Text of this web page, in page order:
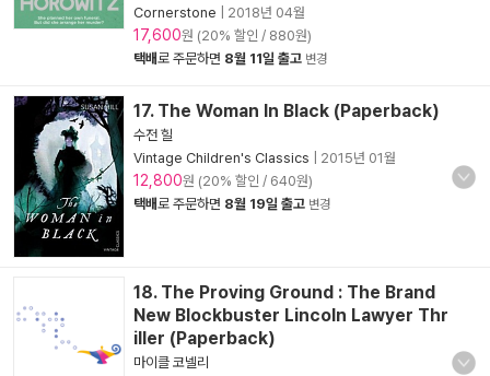
Cornerstone 2018년 04월
17,600원 (20% 할인 / 880원)
택배로 주문하면 8월 11일 출고 변경
17. The Woman In Black (Paperback)
수전 힐
Vintage Children's Classics
2015년 01월
12,800원 (20% 할인 / 640원)
택배로 주문하면 8월 19일 출고 변경
18. The Proving Ground : The Brand
New Blockbuster Lincoln Lawyer Thr
iller (Paperback)
마이클 코넬리